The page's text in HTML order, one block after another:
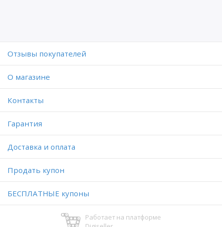
Отзывы покупателей
O магазине
Контакты
Гарантия
Доставка и оплата
Продать купон
БЕСПЛАТНЫЕ купоны
Работает на платформе